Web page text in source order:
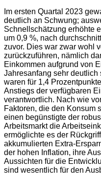
Im ersten Quartal 2023
deutlich an Schwung;
Schnellschätzung erhöhte
um 0,9 %, nach
zuvor. Dies war zwar wohl
zurückzuführen, nämlich
Einkommen aufgrund von
Jahresanfang sehr deutlich
waren für 1,4
Anstiegs der verfügbaren
verantwortlich. Nach wie
Faktoren, die den Konsum
einen begünstigte der
Arbeitsmarkt die
ermöglichte es der
akkumulierten Extra-
der hohen Inflation, ihre
Aussichten für die
sind wesentlich für den